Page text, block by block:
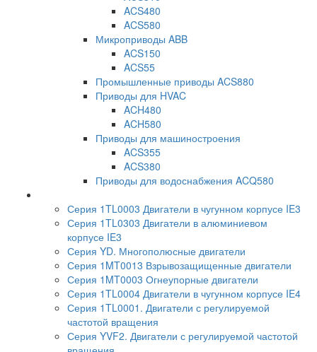
ACS480
ACS580
Микроприводы ABB
ACS150
ACS55
Промышленные приводы ACS880
Приводы для HVAC
ACH480
ACH580
Приводы для машиностроения
ACS355
ACS380
Приводы для водоснабжения ACQ580
Серия 1TL0003 Двигатели в чугунном корпусе IE3
Серия 1TL0303 Двигатели в алюминиевом
корпусе IE3
Серия YD. Многополюсные двигатели
Серия 1MT0013 Взрывозащищенные двигатели
Серия 1MT0003 Огнеупорные двигатели
Серия 1TL0004 Двигатели в чугунном корпусе IE4
Серия 1TL0001. Двигатели с регулируемой
частотой вращения
Серия YVF2. Двигатели с регулируемой частотой